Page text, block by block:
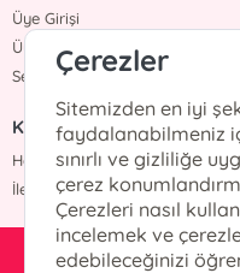
Üye Girişi
Üye Ol
Sepetim
KURUMSAL
Hakkımızda
İletişim
Çerezler
Sitemizden en iyi
faydalanabilmeniz
sınırlı ve gizliliğe
çerez
Çerezleri nasıl
incelemek ve
edebileceğinizi